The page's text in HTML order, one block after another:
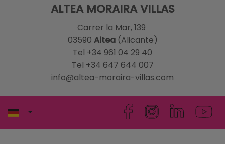
ALTEA MORAIRA VILLAS
Carrer la Mar, 139
03590 Altea(Alicante)
Tel +34 961 04 29 40
Tel +34 647 644 007
info@altea-moraira-villas.com